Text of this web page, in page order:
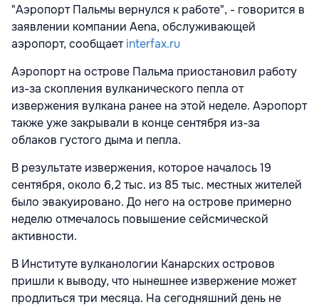
"Аэропорт Пальмы вернулся к работе", - говорится в
заявлении компании Aena, обслуживающей
аэропорт, сообщаетinterfax.ru
Аэропорт на острове Пальма приостановил работу
из-за скопления вулканического пепла от
извержения вулкана ранее на этой неделе. Аэропорт
также уже закрывали в конце сентября из-за
облаков густого дыма и пепла.
В результате извержения, которое началось 19
сентября, около 6,2 тыс. из 85 тыс. местных жителей
было эвакуировано. До него на острове примерно
неделю отмечалось повышение сейсмической
активности.
В Институте вулканологии Канарских островов
пришли к выводу, что нынешнее извержение может
продлиться три месяца. На сегодняшний день не